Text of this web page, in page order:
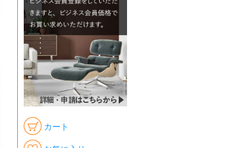
カート